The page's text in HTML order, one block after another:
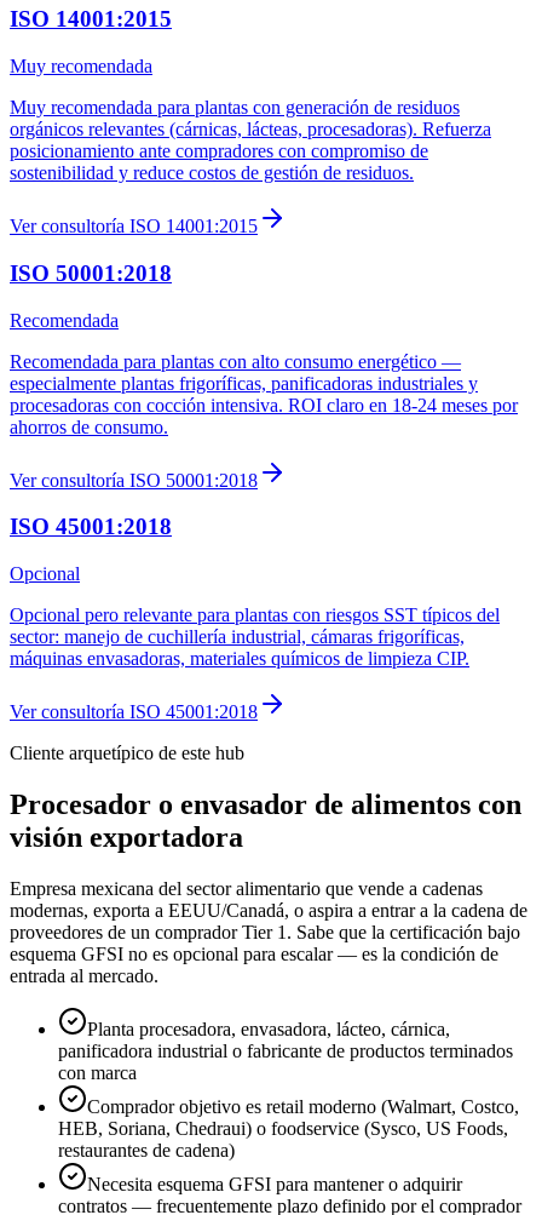
ISO 14001:2015
Muy recomendada
Muy recomendada para plantas con generación de residuos
orgánicos relevantes (cárnicas, lácteas, procesadoras). Refuerza
posicionamiento ante compradores con compromiso de
sostenibilidad y reduce costos de gestión de residuos.
Ver consultoría ISO 14001:2015
ISO 50001:2018
Recomendada
Recomendada para plantas con alto consumo energético —
especialmente plantas frigoríficas, panificadoras industriales y
procesadoras con cocción intensiva. ROI claro en 18-24 meses por
ahorros de consumo.
Ver consultoría ISO 50001:2018
ISO 45001:2018
Opcional
Opcional pero relevante para plantas con riesgos SST típicos del
sector: manejo de cuchillería industrial, cámaras frigoríficas,
máquinas envasadoras, materiales químicos de limpieza CIP.
Ver consultoría ISO 45001:2018
Cliente arquetípico de este hub
Procesador o envasador de alimentos con
visión exportadora
Empresa mexicana del sector alimentario que vende a cadenas
modernas, exporta a EEUU/Canadá, o aspira a entrar a la cadena de
proveedores de un comprador Tier 1. Sabe que la certificación bajo
esquema GFSI no es opcional para escalar — es la condición de
entrada al mercado.
Planta procesadora, envasadora, lácteo, cárnica,
panificadora industrial o fabricante de productos terminados
con marca
Comprador objetivo es retail moderno (Walmart, Costco,
HEB, Soriana, Chedraui) o foodservice (Sysco, US Foods,
restaurantes de cadena)
Necesita esquema GFSI para mantener o adquirir
contratos — frecuentemente plazo definido por el comprador